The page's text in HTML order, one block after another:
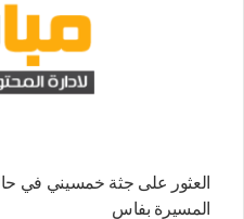
العثور على جثة خمسيني في
المسيرة بفاس